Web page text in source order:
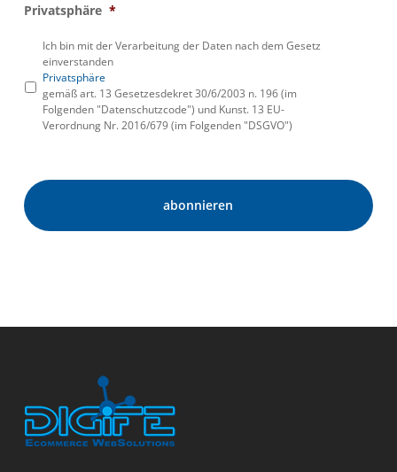
Privatsphäre *
Ich bin mit der Verarbeitung der Daten nach dem Gesetz
einverstanden
Privatsphäre
gemäß art. 13 Gesetzesdekret 30/6/2003 n. 196 (im
Folgenden "Datenschutzcode") und Kunst. 13 EU-
Verordnung Nr. 2016/679 (im Folgenden "DSGVO")